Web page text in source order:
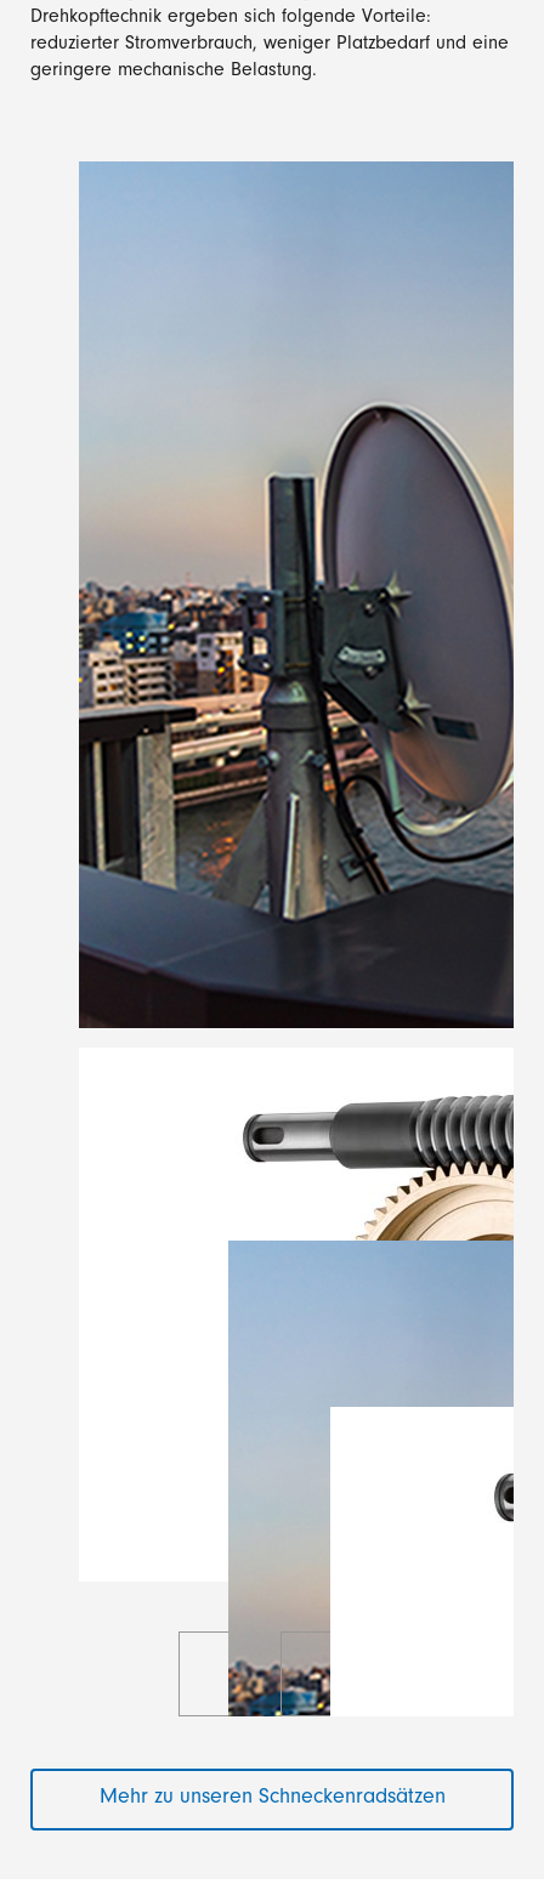
Drehkopftechnik ergeben sich folgende Vorteile:
reduzierter Stromverbrauch, weniger Platzbedarf und eine
geringere mechanische Belastung.
Mehr zu unseren Schneckenradsätzen